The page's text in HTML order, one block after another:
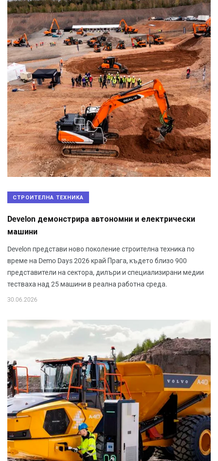
СТРОИТЕЛНА ТЕХНИКА
Develon демонстрира автономни и електрически
машини
Develon представи ново поколение строителна техника по
време на Demo Days 2026 край Прага, където близо 900
представители на сектора, дилъри и специализирани медии
тестваха над 25 машини в реална работна среда.
30.06.2026